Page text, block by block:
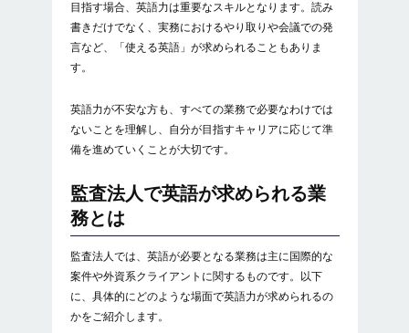
転職市場での評価が高まる
監査法人で求められる英語力はどのくらい？
TOEICスコアはどれくらいあればいい
ですか？
転職にも英語力は必要ですか？
目指す場合、英語力は重要なスキルとなります。読み
書きだけでなく、実務におけるやり取りや会議での発
言など、「使える英語」が求められることもありま
す。
英語力が不安な方も、すべての業務で必要なわけでは
ないことを理解し、自分が目指すキャリアに応じて準
備を進めていくことが大切です。
監査法人で英語が求められる業
務とは
監査法人では、英語が必要となる業務は主に国際的な
案件や外資系クライアントに関するものです。以下
に、具体的にどのような場面で英語力が求められるの
かをご紹介します。